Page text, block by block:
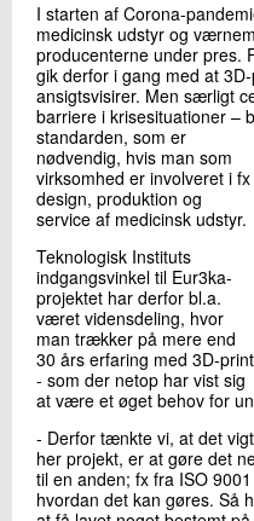
I starten af Corona-
medicinsk udstyr og
producenterne under pres.
gik derfor i gang med at
ansigtsvisirer. Men særligt
barriere i krisesituationer –
standarden, som er
nødvendig, hvis man som
virksomhed er involveret i fx
design, produktion og
service af medicinsk udstyr.
Teknologisk Instituts
indgangsvinkel til Eur3ka-
projektet har derfor bl.a.
været vidensdeling, hvor
man trækker på mere end
30 års erfaring med 3D-print
- som der netop har vist sig
at være et øget behov for
- Derfor tænkte vi, at det
her projekt, er at gøre det
til en anden; fx fra ISO
hvordan det kan gøres. Så